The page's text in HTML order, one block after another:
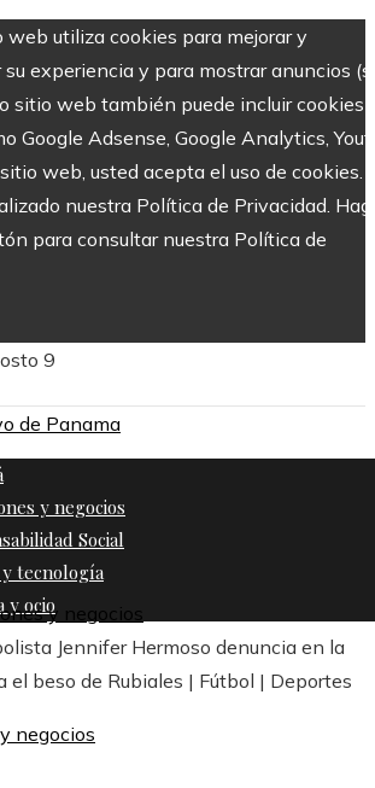
web utiliza cookies para mejorar y
su experiencia y para mostrar anuncios
sitio web también puede incluir cookies
Google Adsense, Google Analytics,
web, usted acepta el uso de cookies.
nuestra Política de Privacidad.
para consultar nuestra Política de
9
y negocios
Social
y tecnología
y ocioy negocios
Jennifer Hermoso denuncia en la
el beso de Rubiales | Fútbol | Deportes
negocios